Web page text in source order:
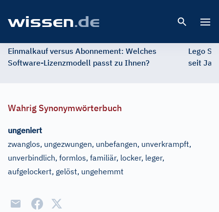
Einmalkauf versus Abonnement: Welches
Software-Lizenzmodell passt zu Ihnen?
Lego
seit
Wahrig Synonymwörterbuch
ungeniert
zwanglos, ungezwungen, unbefangen, unverkrampft,
unverbindlich, formlos, familiär, locker, leger,
aufgelockert, gelöst, ungehemmt